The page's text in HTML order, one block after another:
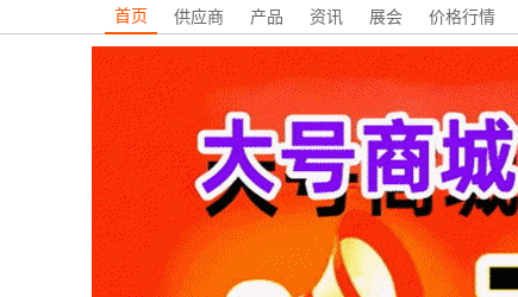
首页 供应商 产品 资讯 展会 价格行情